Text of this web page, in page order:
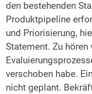
den bestehenden
Produktpipeline
und Priorisierung,
Statement. Zu hören
verschoben habe.
nicht geplant.